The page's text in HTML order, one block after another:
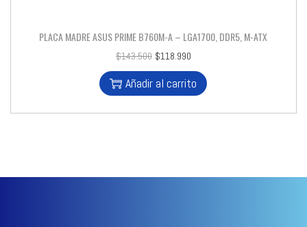
PLACA MADRE ASUS PRIME B760M-A – LGA1700, DDR5, M-ATX
$143.500 $118.990
Añadir al carrito